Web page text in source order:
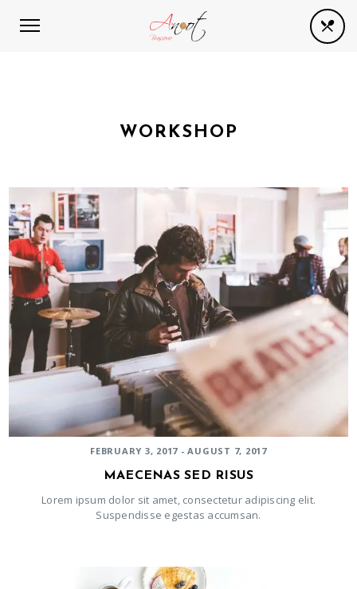
WORKSHOP
FEBRUARY 3, 2017 - AUGUST 7, 2017
MAECENAS SED RISUS
Lorem ipsum dolor sit amet, consectetur adipiscing elit.
Suspendisse egestas accumsan.